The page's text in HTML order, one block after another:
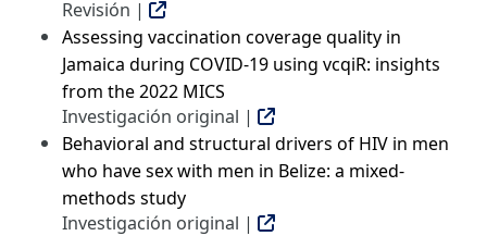
Revisión |
Assessing vaccination coverage quality in
Jamaica during COVID-19 using vcqiR: insights
from the 2022 MICS
Investigación original |
Behavioral and structural drivers of HIV in men
who have sex with men in Belize: a mixed-
methods study
Investigación original |